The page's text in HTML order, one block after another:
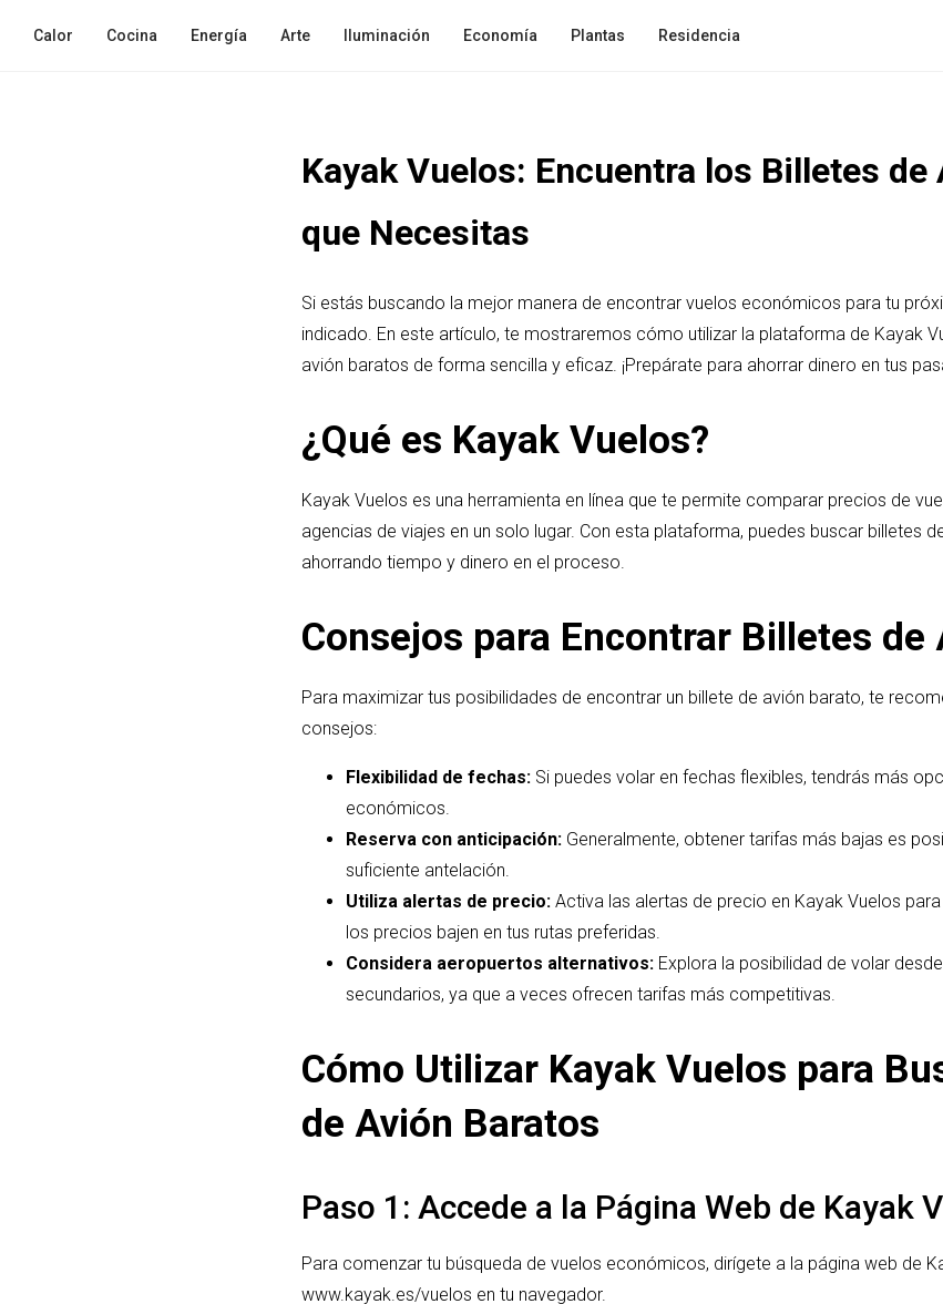
Calor Cocina Energía Arte Iluminación Economía Plantas Residencia
Kayak Vuelos: Encuentra los Billetes de
que Necesitas
Si estás buscando la mejor manera de encontrar vuelos económicos para tu
indicado. En este artículo, te mostraremos cómo utilizar la plataforma de Kayak
avión baratos de forma sencilla y eficaz. ¡Prepárate para ahorrar dinero en tus
¿Qué es Kayak Vuelos?
Kayak Vuelos es una herramienta en línea que te permite comparar precios de
agencias de viajes en un solo lugar. Con esta plataforma, puedes buscar billetes
ahorrando tiempo y dinero en el proceso.
Consejos para Encontrar Billetes de
Para maximizar tus posibilidades de encontrar un billete de avión barato, te
consejos:
Flexibilidad de fechas: Si puedes volar en fechas flexibles, tendrás más
económicos.
Reserva con anticipación: Generalmente, obtener tarifas más bajas es
suficiente antelación.
Utiliza alertas de precio: Activa las alertas de precio en Kayak Vuelos
los precios bajen en tus rutas preferidas.
Considera aeropuertos alternativos: Explora la posibilidad de volar
secundarios, ya que a veces ofrecen tarifas más competitivas.
Cómo Utilizar Kayak Vuelos para
de Avión Baratos
Paso 1: Accede a la Página Web de Kayak
Para comenzar tu búsqueda de vuelos económicos, dirígete a la página web de
www.kayak.es/vuelos en tu navegador.